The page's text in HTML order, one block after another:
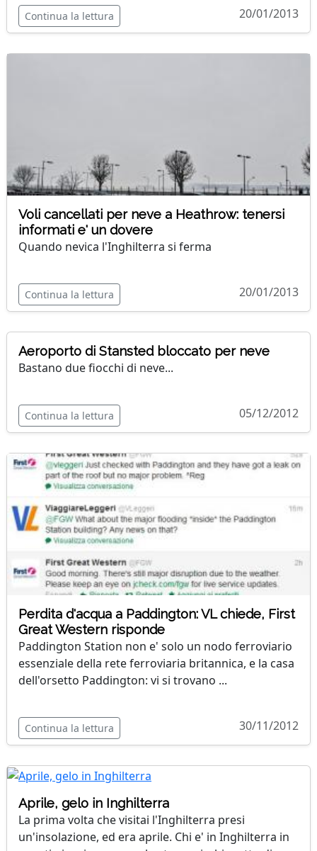
Continua la lettura 20/01/2013
Voli cancellati per neve a Heathrow: tenersi
informati e' un dovere
Quando nevica l'Inghilterra si ferma
Continua la lettura 20/01/2013
Aeroporto di Stansted bloccato per neve
Bastano due fiocchi di neve...
Continua la lettura 05/12/2012
Perdita d'acqua a Paddington: VL chiede, First
Great Western risponde
Paddington Station non e' solo un nodo ferroviario
essenziale della rete ferroviaria britannica, e la casa
dell'orsetto Paddington: vi si trovano ...
Continua la lettura 30/11/2012
Aprile, gelo in Inghilterra
La prima volta che visitai l'Inghilterra presi
un'insolazione, ed era aprile. Chi e' in Inghilterra in